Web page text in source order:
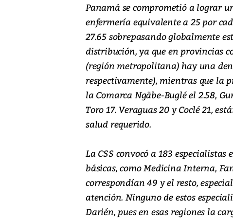
Panamá se comprometió a lograr
enfermería equivalente a 25 por
27.65 sobrepasando globalmente
distribución, ya que en provincias
(región metropolitana) hay una
respectivamente), mientras que la
la Comarca Ngäbe-Buglé el 2.58,
Toro 17. Veraguas 20 y Coclé 21,
salud requerido.
La CSS convocó a 183
básicas, como Medicina Interna,
correspondían 49 y el resto,
atención. Ninguno de estos
Darién, pues en esas regiones la